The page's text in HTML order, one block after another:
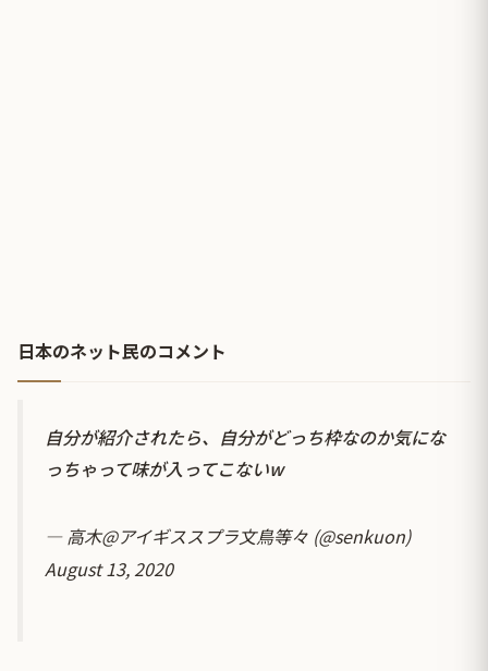
日本のネット民のコメント
自分が紹介されたら、自分がどっち枠なのか気にな
っちゃって味が入ってこないw
— 高木@アイギススプラ文鳥等々 (@senkuon)
August 13, 2020